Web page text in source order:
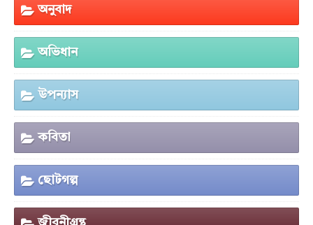
অনুবাদ
অভিধান
উপন্যাস
কবিতা
ছোটগল্প